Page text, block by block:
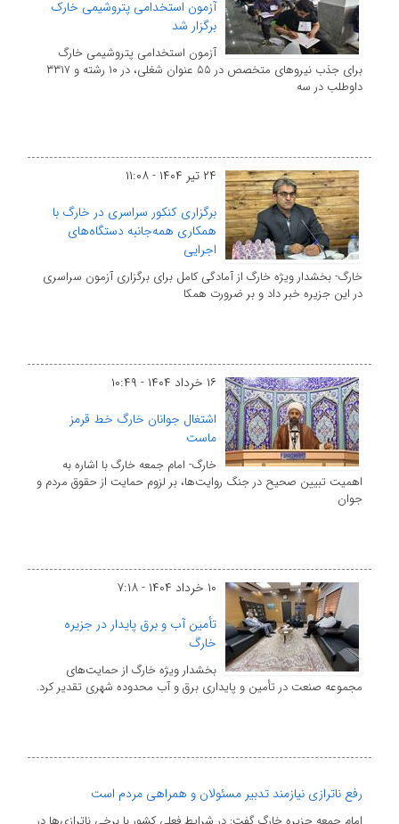
آزمون استخدامی پتروشیمی خارک
برگزار شد
آزمون استخدامی پتروشیمی خارگ
برای جذب نیروهای متخصص در ۵۵ عنوان شغلی، در ۱۰ رشته و ۳۳۱۷
داوطلب در سه
۲۴ تیر ۱۴۰۴ - ۱۱:۰۸
برگزاری کنکور سراسری در خارگ با
همکاری همه‌جانبه دستگاه‌های
اجرایی
خارگ- بخشدار ویژه خارگ از آمادگی کامل برای برگزاری آزمون سراسری
در این جزیره خبر داد و بر ضرورت همکا
۱۶ خرداد ۱۴۰۴ - ۱۰:۴۹
اشتغال جوانان خارگ خط قرمز
ماست
خارگ- امام جمعه خارگ با اشاره به
اهمیت تبیین صحیح در جنگ روایت‌ها، بر لزوم حمایت از حقوق مردم و
جوان
۱۰ خرداد ۱۴۰۴ - ۷:۱۸
تأمین آب و برق پایدار در جزیره
خارگ
بخشدار ویژه خارگ از حمایت‌های
مجموعه صنعت در تأمین و پایداری برق و آب محدوده شهری تقدیر کرد.
رفع ناترازی‌ نیازمند تدبیر مسئولان و همراهی مردم است